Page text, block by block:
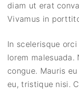
diam ut erat
Vivamus in
In scelerisque
lorem malesuada.
congue. Mauris
eu, tristique nisi.